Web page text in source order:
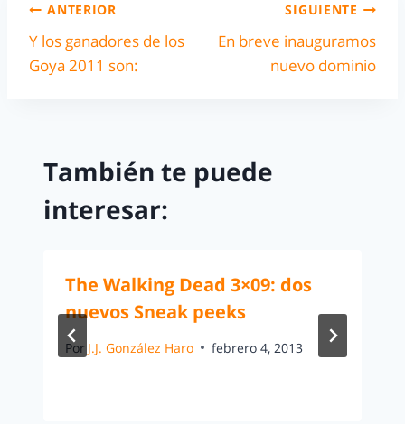
ANTERIOR
Y los ganadores de los
Goya 2011 son:
SIGUIENTE
En breve inauguramos
nuevo dominio
También te puede
interesar:
The Walking Dead 3×09: dos
nuevos Sneak peeks
Por J.J. González Haro febrero 4, 2013